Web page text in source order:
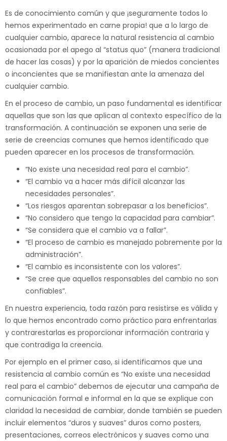
Es de conocimiento común y que ¡seguramente todos lo
hemos experimentado en carne propia! que a lo largo de
cualquier cambio, aparece la natural resistencia al cambio
ocasionada por el apego al “status quo” (manera tradicional
de hacer las cosas) y por la aparición de miedos concientes
o inconcientes que se manifiestan ante la amenaza del
cualquier cambio.
En el proceso de cambio, un paso fundamental es identificar
aquellas que son las que aplican al contexto específico de la
transformación. A continuación se exponen una serie de
serie de creencias comunes que hemos identificado que
pueden aparecer en los procesos de transformación.
“No existe una necesidad real para el cambio”.
“El cambio va a hacer más difícil alcanzar las
necesidades personales”.
“Los riesgos aparentan sobrepasar a los beneficios”.
“No considero que tengo la capacidad para cambiar”.
“Se considera que el cambio va a fallar”.
“El proceso de cambio es manejado pobremente por la
administración”.
“El cambio es inconsistente con los valores”.
“Se cree que aquellos responsables del cambio no son
confiables”.
En nuestra experiencia, toda razón para resistirse es válida y
lo que hemos encontrado como práctico para enfrentarlas
y contrarestarlas es proporcionar información contraria y
que contradiga la creencia.
Por ejemplo en el primer caso, si identificamos que una
resistencia al cambio común es “No existe una necesidad
real para el cambio” debemos de ejecutar una campaña de
comunicación formal e informal en la que se explique con
claridad la necesidad de cambiar, donde también se pueden
incluir elementos “duros y suaves” duros como posters,
presentaciones, correos electrónicos y suaves como una